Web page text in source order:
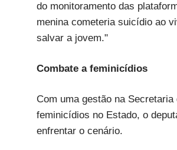
do monitoramento das
menina cometeria suicídio ao
salvar a jovem."
Combate a feminicídios
Com uma gestão na
feminicídios no Estado, o
enfrentar o cenário.